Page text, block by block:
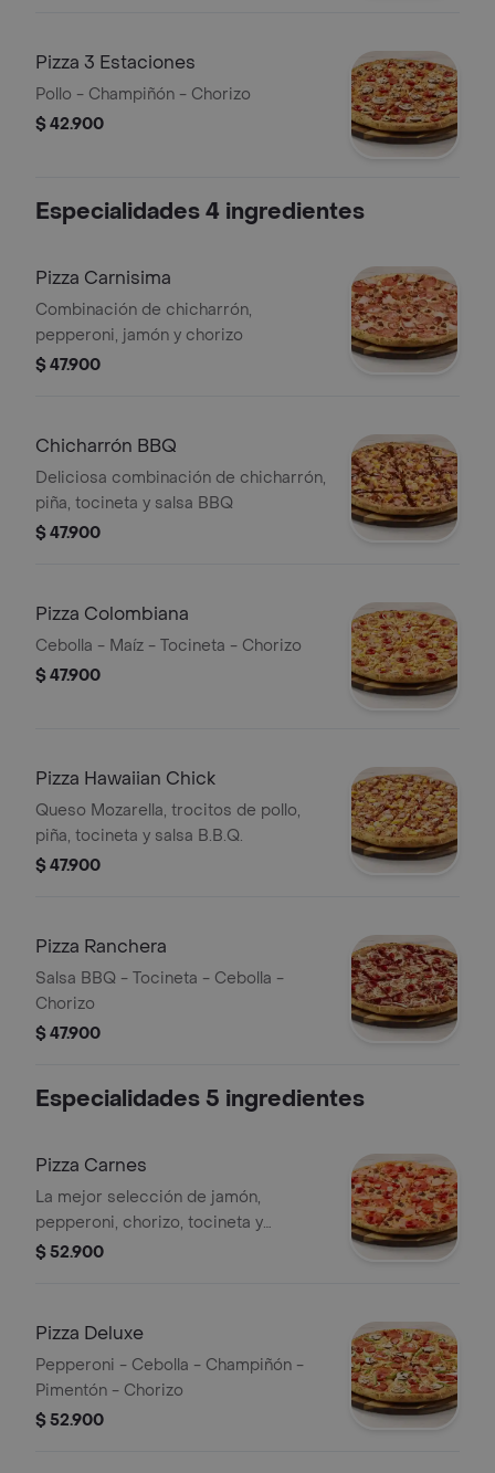
Pizza 3 Estaciones
Pollo - Champiñón - Chorizo
$ 42.900
Especialidades 4 ingredientes
Pizza Carnisima
Combinación de chicharrón,
pepperoni, jamón y chorizo
$ 47.900
Chicharrón BBQ
Deliciosa combinación de chicharrón,
piña, tocineta y salsa BBQ
$ 47.900
Pizza Colombiana
Cebolla - Maíz - Tocineta - Chorizo
$ 47.900
Pizza Hawaiian Chick
Queso Mozarella, trocitos de pollo,
piña, tocineta y salsa B.B.Q.
$ 47.900
Pizza Ranchera
Salsa BBQ - Tocineta - Cebolla -
Chorizo
$ 47.900
Especialidades 5 ingredientes
Pizza Carnes
La mejor selección de jamón,
pepperoni, chorizo, tocineta y
chicharrón
$ 52.900
Pizza Deluxe
Pepperoni - Cebolla - Champiñón -
Pimentón - Chorizo
$ 52.900